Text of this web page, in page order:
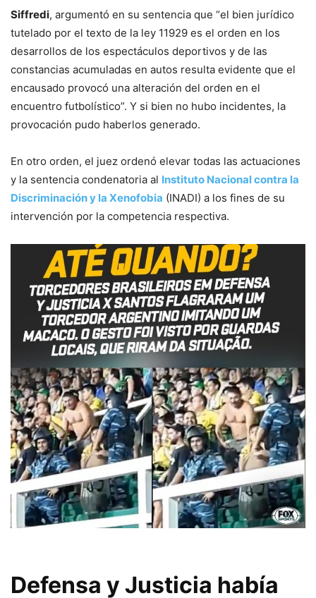
Siffredi, argumentó en su sentencia que “el bien jurídico
tutelado por el texto de la ley 11929 es el orden en los
desarrollos de los espectáculos deportivos y de las
constancias acumuladas en autos resulta evidente que el
encausado provocó una alteración del orden en el
encuentro futbolístico”. Y si bien no hubo incidentes, la
provocación pudo haberlos generado.
En otro orden, el juez ordenó elevar todas las actuaciones
y la sentencia condenatoria al Instituto Nacional contra la
Discriminación y la Xenofobia (INADI) a los fines de su
intervención por la competencia respectiva.
Defensa y Justicia había